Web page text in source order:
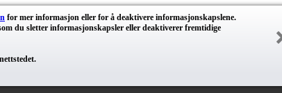
for mer informasjon eller for å deaktivere informasjonskapslene.
du sletter informasjonskapsler eller deaktiverer fremtidige